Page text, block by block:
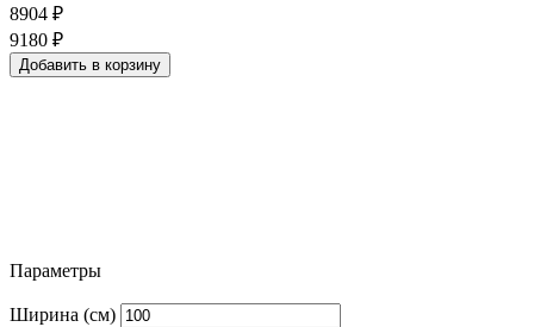
8904 ₽
9180 ₽
Добавить в корзину
Параметры
Ширина (см)